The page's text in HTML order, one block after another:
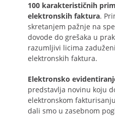
100 karakterističnih
elektronskih faktura.
skretanjem pažnje na
dovode do grešaka u
razumljivi licima
elektronskih faktura.
Elektronsko
predstavlja novinu koju
elektronskom
dali smo u zasebnom